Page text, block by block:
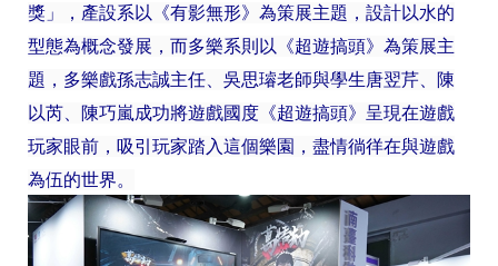
獎」，產設系以《有影無形》為策展主題，設計以水的
型態為概念發展，而多樂系則以《超遊搞頭》為策展主
題，多樂戲孫志誠主任、吳思璿老師與學生唐翌芹、陳
以芮、陳巧嵐成功將遊戲國度《超遊搞頭》呈現在遊戲
玩家眼前，吸引玩家踏入這個樂園，盡情徜徉在與遊戲
為伍的世界。